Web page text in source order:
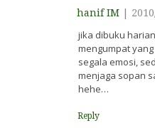
hanif IM
jika dibuku
mengumpat
segala emosi,
menjaga sopan
hehe…
Reply